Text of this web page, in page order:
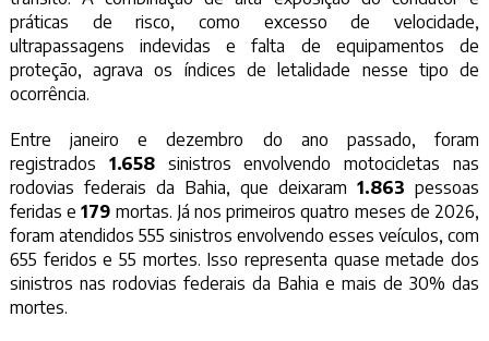
práticas de risco, como excesso de velocidade,
ultrapassagens indevidas e falta de equipamentos de
proteção, agrava os índices de letalidade nesse tipo de
ocorrência.
Entre janeiro e dezembro do ano passado, foram
registrados 1.658sinistros envolvendo motocicletas nas
rodovias federais da Bahia, que deixaram1.863 pessoas
feridas e179 mortas. Já nos primeiros quatro meses de 2026,
foram atendidos 555 sinistros envolvendo esses veículos, com
655 feridos e 55 mortes. Isso representa quase metade dos
sinistros nas rodovias federais da Bahia e mais de 30% das
mortes.